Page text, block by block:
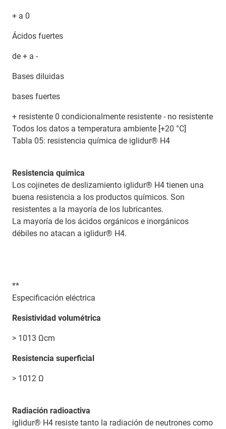
+ a 0
Ácidos fuertes
de + a -
Bases diluidas
bases fuertes
+ resistente 0 condicionalmente resistente - no resistente
Todos los datos a temperatura ambiente [+20 °C]
Tabla 05: resistencia química de iglidur® H4
Resistencia química
Los cojinetes de deslizamiento iglidur® H4 tienen una
buena resistencia a los productos químicos. Son
resistentes a la mayoría de los lubricantes.
La mayoría de los ácidos orgánicos e inorgánicos
débiles no atacan a iglidur® H4.
**
Especificación eléctrica
Resistividad volumétrica
> 1013 Ωcm
Resistencia superficial
> 1012 Ω
Radiación radioactiva
iglidur® H4 resiste tanto la radiación de neutrones como